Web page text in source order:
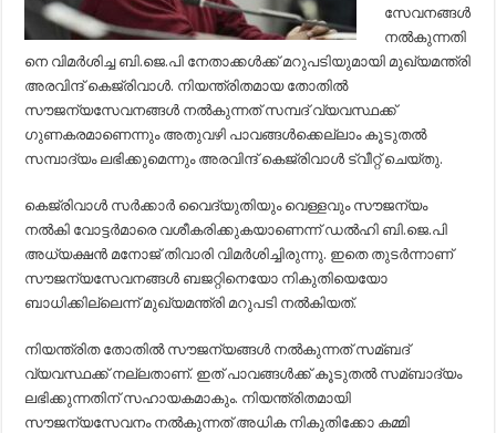
സേവനങ്ങള്‍
നല്‍കുന്നതി
നെ വിമര്‍ശിച്ച ബി.ജെ.പി നേതാക്കള്‍ക്ക്​ മറുപടിയുമായി മുഖ്യമന്ത്രി
അരവിന്ദ്​ കെജ്​രിവാള്‍. നിയന്ത്രിതമായ തോതില്‍
സൗജന്യസേവനങ്ങള്‍ നല്‍കുന്നത്​ സമ്പദ്​ വ്യവസ്ഥക്ക്​
ഗുണകരമാണെന്നും അതുവഴി പാവങ്ങള്‍ക്കെല്ലാം കൂടുതല്‍
സമ്പാദ്യം ലഭിക്കുമെന്നും അരവിന്ദ്​ കെജ്​രിവാള്‍ ട്വീറ്റ്​ ചെയ്​തു.
കെജ്​രിവാള്‍ സര്‍ക്കാര്‍ ​വൈദ്യുതിയും വെള്ളവും സൗജന്യം
നല്‍കി ​വോട്ടര്‍മാരെ വശീകരിക്കുകയാണെന്ന്​ ഡല്‍ഹി ബി.​ജെ.പി
അധ്യക്ഷന്‍ മനോജ്​ തിവാരി വിമര്‍ശിച്ചിരുന്നു. ഇതെ തുടര്‍ന്നാണ്​
സൗജന്യസേവനങ്ങള്‍ ബജറ്റിനെയോ നികുതി​​യെയോ
ബാധിക്കില്ലെന്ന്​ ​മുഖ്യമന്ത്രി മറുപടി നല്‍കിയത്​.
നിയന്ത്രിത തോതില്‍ സൗജന്യങ്ങള്‍ നല്‍കുന്നത്​ സമ്ബദ്​
വ്യവസ്ഥക്ക്​ നല്ലതാണ്​. ഇത്​ പാവങ്ങള്‍ക്ക്​ കൂടുതല്‍ സമ്ബാദ്യം
ലഭിക്കുന്നതിന്​ സഹായകമാകും. നിയന്ത്രിതമായി
സൗജന്യസേവനം നല്‍കുന്നത്​ അധിക നികുതിക്കോ കമ്മി